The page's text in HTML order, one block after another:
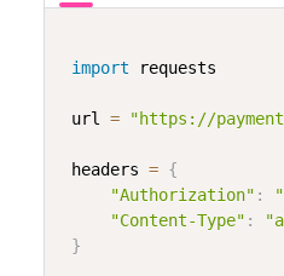
import requests
url = "https://
headers = {
"Authorization" :
"Content-Type" :
}